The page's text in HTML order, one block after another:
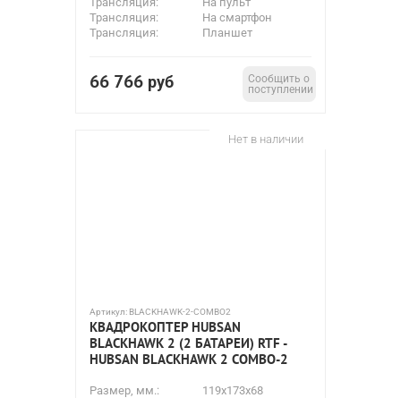
Трансляция:
На смартфон
Трансляция:
Планшет
66 766 руб
Сообщить о
поступлении
Нет в наличии
Артикул: BLACKHAWK-2-COMBO2
КВАДРОКОПТЕР HUBSAN
BLACKHAWK 2 (2 БАТАРЕИ) RTF -
HUBSAN BLACKHAWK 2 COMBO-2
Размер, мм.:
119x173x68